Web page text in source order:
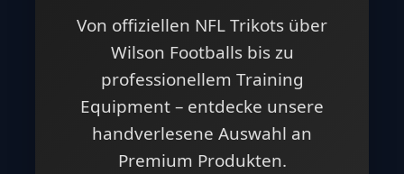
Von offiziellen NFL Trikots über
Wilson Footballs bis zu
professionellem Training
Equipment – entdecke unsere
handverlesene Auswahl an
Premium Produkten.